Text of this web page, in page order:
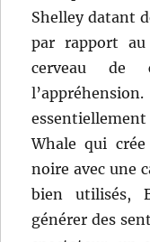
Shelley datant
par rapport
cerveau de
Whale qui
noire avec une
bien utilisés,
générer des